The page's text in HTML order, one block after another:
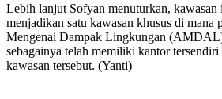
Lebih lanjut Sofyan menuturkan, kawasan
menjadikan satu kawasan khusus di mana
Mengenai Dampak Lingkungan
sebagainya telah memiliki kantor
kawasan tersebut. (Yanti)